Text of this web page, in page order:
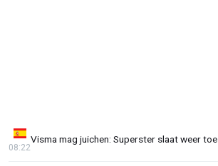
Visma mag juichen: Superster slaat weer toe
08:22